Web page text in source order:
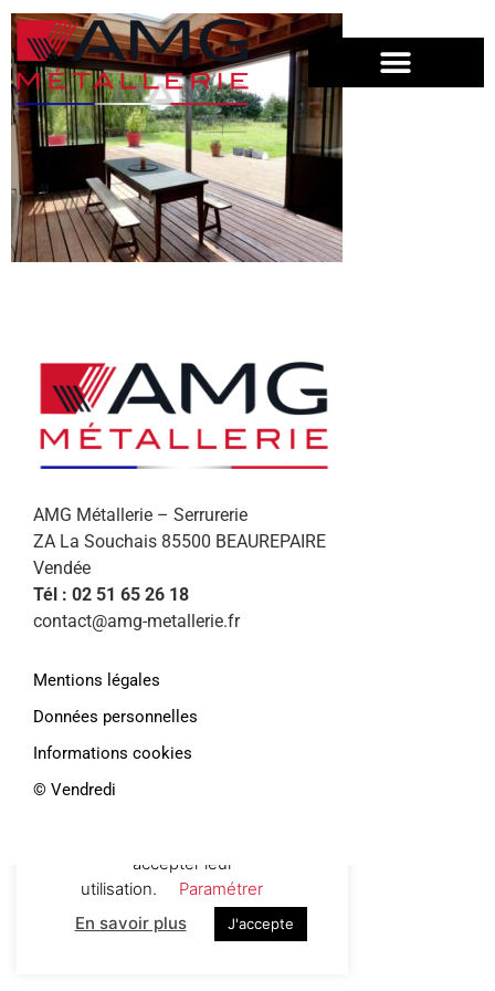
AMG Métallerie – Serrurerie
ZA La Souchais 85500 BEAUREPAIRE
Vendée
Tél : 02 51 65 26 18
contact@amg-metallerie.fr
Mentions légales
Données personnelles
Informations cookies
©️ Vendredi
Afin de vous proposer des services et
offres personnalisés, AMG Métallerie
accepter leur
utilisation.
Paramétrer
En savoir plus
J'accepte